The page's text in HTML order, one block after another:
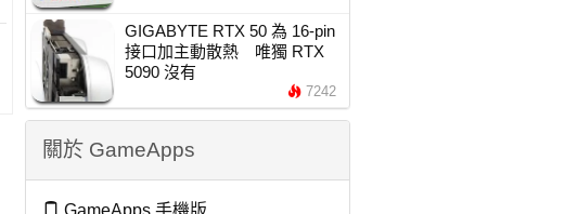
GIGABYTE RTX 50 為 16-pin
接口加主動散熱 唯獨 RTX
5090 沒有
7242
關於 GameApps
GameApps 手機版